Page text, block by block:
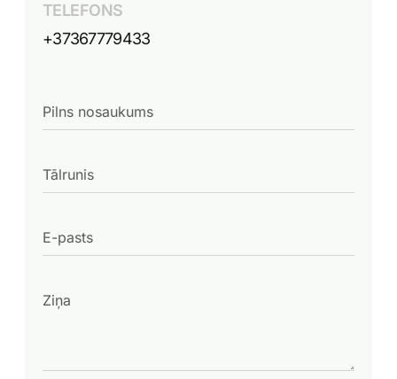
TELEFONS
+37367779433